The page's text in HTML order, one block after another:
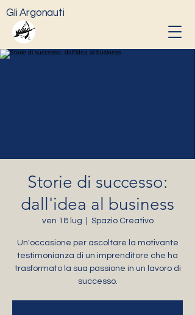
Gli Argonauti
Storie di successo:
dall'idea al business
ven 18 lug Spazio Creativo
Un'occasione per ascoltare la motivante
testimonianza di un imprenditore che ha
trasformato la sua passione in un lavoro di
successo.